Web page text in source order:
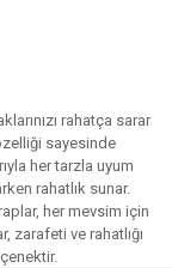
rahatça sarar
sayesinde
her tarzla uyum
rahatlık sunar.
her mevsim için
ve rahatlığı